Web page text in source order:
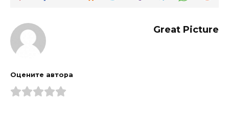
Great Picture
Оцените автора